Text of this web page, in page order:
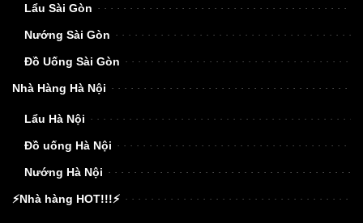
Lẩu Sài Gòn
Nướng Sài Gòn
Đồ Uống Sài Gòn
Nhà Hàng Hà Nội
Lẩu Hà Nội
Đồ uống Hà Nội
Nướng Hà Nội
⚡Nhà hàng HOT!!!⚡